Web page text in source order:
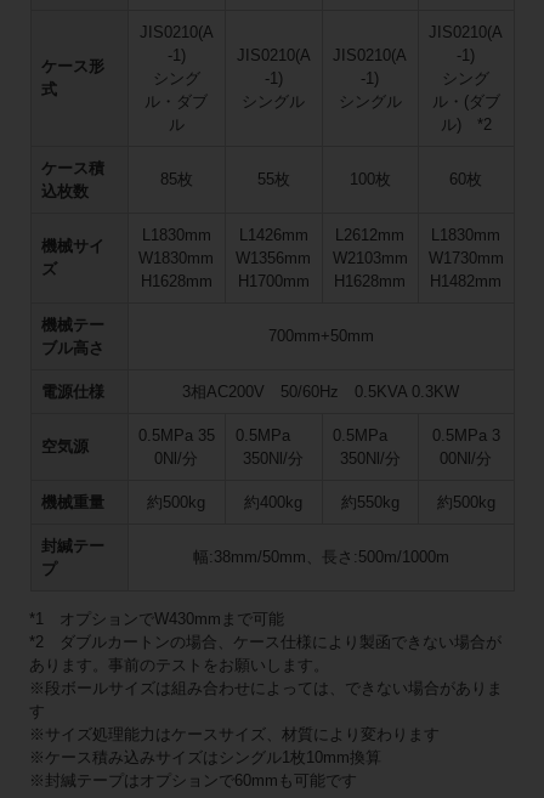
ケース形
式
JIS0210(A
-1)
シング
ル・ダブ
ル
JIS0210(A
-1)
シングル
JIS0210(A
-1)
シングル
JIS0210(A
-1)
シング
ル・(ダブ
ル) *2
ケース積
込枚数
85枚 55枚 100枚 60枚
機械サイ
ズ
L1830mm
W1830mm
H1628mm
L1426mm
W1356mm
H1700mm
L2612mm
W2103mm
H1628mm
L1830mm
W1730mm
H1482mm
機械テー
ブル高さ
700mm+50mm
電源仕様 3相AC200V 50/60Hz 0.5KVA 0.3KW
空気源
0.5MPa 35
0Nl/分
0.5MPa
350Nl/分
0.5MPa
350Nl/分
0.5MPa 3
00Nl/分
機械重量 約500kg 約400kg 約550kg 約500kg
封緘テー
プ
幅:38mm/50mm、長さ:500m/1000m
*1 オプションでW430mmまで可能
*2 ダブルカートンの場合、ケース仕様により製函できない場合が
あります。事前のテストをお願いします。
※段ボールサイズは組み合わせによっては、できない場合がありま
す
※サイズ処理能力はケースサイズ、材質により変わります
※ケース積み込みサイズはシングル1枚10mm換算
※封緘テープはオプションで60mmも可能です